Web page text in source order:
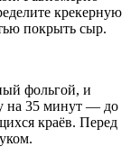
крекерную
покрыть сыр.
фольгой, и
на 35 минут — до
краёв. Перед